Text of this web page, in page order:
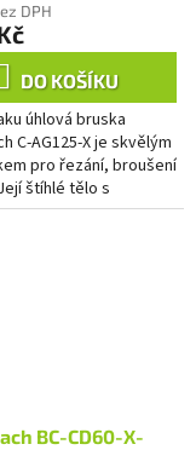
DPH
DO KOŠÍKU
úhlová bruska
C-AG125-X je skvělým
pro řezání, broušení
štíhlé tělo s
přední částí a měkkými
BC-CD60-X-